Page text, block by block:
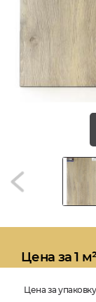
Цена за 1 м²
Цена за упаковку